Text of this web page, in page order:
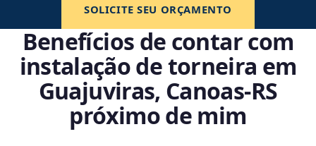
SOLICITE SEU ORÇAMENTO
Benefícios de contar com
instalação de torneira em
Guajuviras, Canoas‑RS
próximo de mim